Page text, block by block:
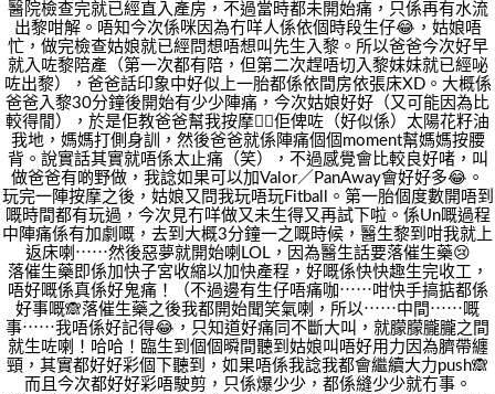
醫院檢查完就已經直入產房，不過當時都未開始痛，只係再有水流
出黎咁解。唔知今次係咪因為冇咩人係依個時段生仔😂，姑娘唔
忙，做完檢查姑娘就已經問想唔想叫先生入黎。所以爸爸今次好早
就入咗黎陪產（第一次都有陪，但第二次趕唔切入黎妹妹就已經咇
咗出黎），爸爸話印象中好似上一胎都係依間房依張床XD。大概係
爸爸入黎30分鐘後開始有少少陣痛，今次姑娘好好（又可能因為比
較得閒），於是佢教爸爸幫我按摩👍🏻佢俾咗（好似係）太陽花籽油
我地，媽媽打側身訓，然後爸爸就係陣痛個個moment幫媽媽按腰
背。說實話其實就唔係太止痛（笑），不過感覺會比較良好啫，叫
做爸爸有啲野做，我諗如果可以加Valor／PanAway會好好多😂。
玩完一陣按摩之後，姑娘又問我玩唔玩Fitball。第一胎個度數開唔到
嘅時間都有玩過，今次見冇咩做又未生得又再試下啦。係Un嘅過程
中陣痛係有加劇嘅，去到大概3分鐘一之嘅時候，醫生黎到咁我就上
返床喇⋯⋯然後惡夢就開始喇LOL，因為醫生話要落催生藥😢
落催生藥即係加快子宮收縮以加快產程，好嘅係快快趣生完收工，
唔好嘅係真係好鬼痛！（不過邊有生仔唔痛咖⋯⋯咁快手搞掂都係
好事嘅🙈落催生藥之後我都開始聞笑氣喇，所以⋯⋯中間⋯⋯嘅
事⋯⋯我唔係好記得😂，只知道好痛同不斷大叫，就朦朦朧朧之間
就生咗喇！哈哈！臨生到個個𣊬間聽到姑娘叫唔好用力因為臍帶纏
頸，其實都好好彩個下聽到，如果唔係我諗我都會繼續大力push🙈
而且今次都好好彩唔駛剪，只係爆少少，都係縫少少就冇事。